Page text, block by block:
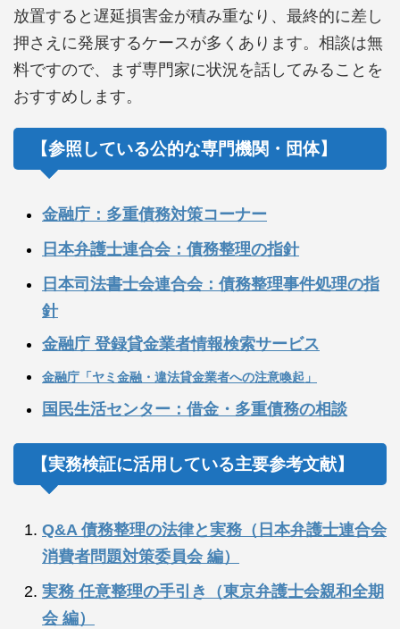
放置すると遅延損害金が積み重なり、最終的に差し
押さえに発展するケースが多くあります。相談は無
料ですので、まず専門家に状況を話してみることを
おすすめします。
【参照している公的な専門機関・団体】
金融庁：多重債務対策コーナー
日本弁護士連合会：債務整理の指針
日本司法書士会連合会：債務整理事件処理の指
針
金融庁 登録貸金業者情報検索サービス
金融庁「ヤミ金融・違法貸金業者への注意喚起」
国民生活センター：借金・多重債務の相談
【実務検証に活用している主要参考文献】
Q&A 債務整理の法律と実務（日本弁護士連合会
消費者問題対策委員会 編）
実務 任意整理の手引き（東京弁護士会親和全期
会 編）